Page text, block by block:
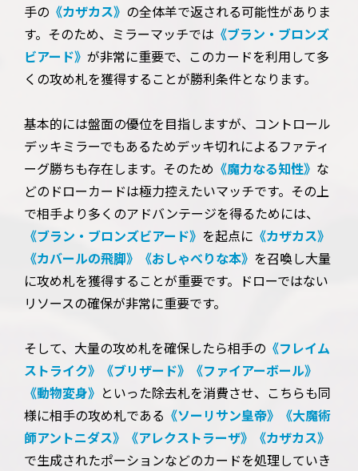
手の 《カザカス》 の全体羊で返される可能性がありま
す。そのため、ミラーマッチでは 《ブラン・ブロンズ
ビアード》 が非常に重要で、このカードを利用して多
くの攻め札を獲得することが勝利条件となります。
基本的には盤面の優位を目指しますが、コントロール
デッキミラーでもあるためデッキ切れによるファティ
ーグ勝ちも存在します。そのため 《魔力なる知性》 な
どのドローカードは極力控えたいマッチです。その上
で相手より多くのアドバンテージを得るためには、
《ブラン・ブロンズビアード》 を起点に 《カザカス》
《カバールの飛脚》
《おしゃべりな本》 を召喚し大量
に攻め札を獲得することが重要です。ドローではない
リソースの確保が非常に重要です。
そして、大量の攻め札を確保したら相手の 《フレイム
ストライク》
《ブリザード》
《ファイアーボール》
《動物変身》 といった除去札を消費させ、こちらも同
様に相手の攻め札である 《ソーリサン皇帝》
《大魔術
師アントニダス》
《アレクストラーザ》
《カザカス》
で生成されたポーションなどのカードを処理していき